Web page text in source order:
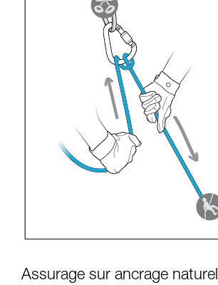
Assurage sur ancrage naturel